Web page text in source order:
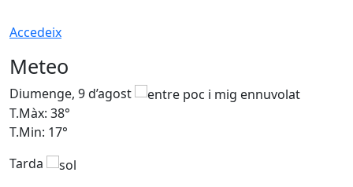
Accedeix
Meteo
Diumenge, 9 d’agost
T.Màx: 38°
T.Min: 17°
Tarda